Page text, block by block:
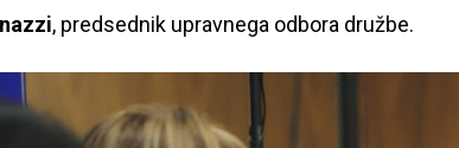
, predsednik upravnega odbora družbe.